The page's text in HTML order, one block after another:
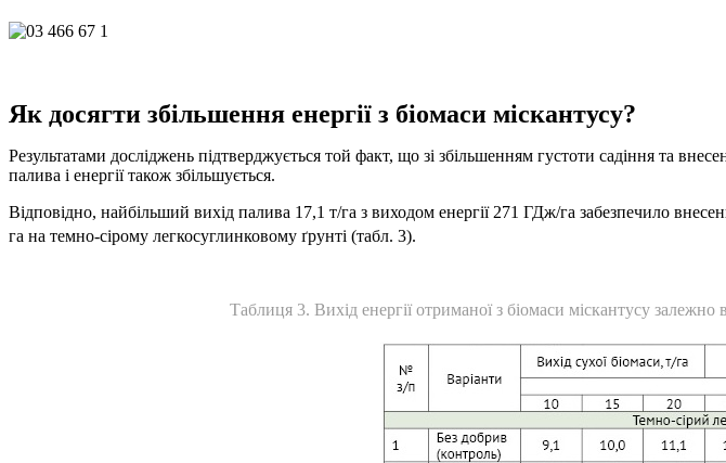
Як досягти збільшення енергії з біомаси міскантусу?
Результатами досліджень підтверджується той факт, що зі збільшенням густоти садіння та
палива і енергії також збільшується.
Відповідно, найбільший вихід палива 17,1 т/га з виходом енергії 271 ГДж/га забезпечило
га на темно-сірому легкосуглинковому ґрунті (табл. 3).
Таблиця 3. Вихід енергії отриманої з біомаси міскантусу